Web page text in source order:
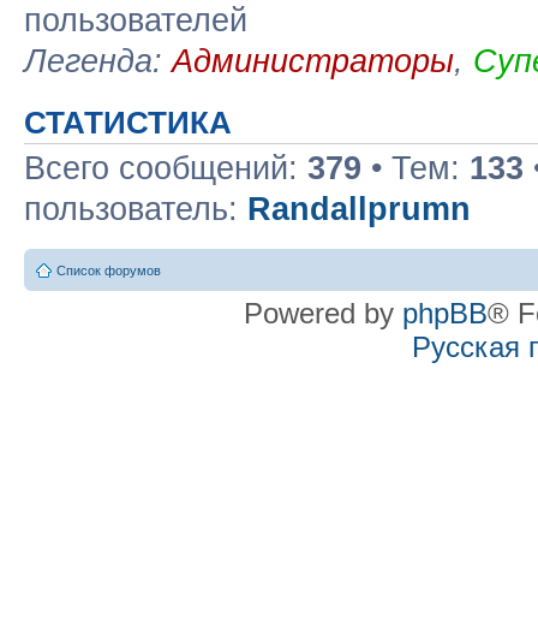
пользователей
Легенда:Администраторы,
СТАТИСТИКА
Всего сообщений: 379 • Тем: 133
пользователь: Randallprumn
Список форумов
Powered by phpBB®
Русская